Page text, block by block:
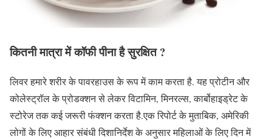
कितनी मात्रा में कॉफी पीना है सुरक्षित ?
लिवर हमारे शरीर के पावरहाउस के रूप में काम करता है. यह प्रोटीन और
कोलेस्ट्रॉल के प्रोडक्शन से लेकर विटामिन, मिनरल्स, कार्बोहाइड्रेट के
स्टोरेज तक कई जरूरी फंक्शन करता है.एक रिपोर्ट के मुताबिक, अमेरिकी
लोगों के लिए आहार संबंधी दिशानिर्देश के अनुसार महिलाओं के लिए दिन में